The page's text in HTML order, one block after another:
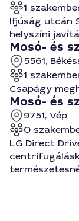
1
Ifjúság utcán
helyszíni
Mosó- és
5561,
1
Csapágy
Mosó- és
9751, Vép
0
LG Direct